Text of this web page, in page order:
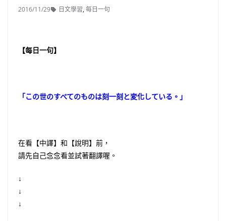
2016/11/29 日文學習,每日一句
【每日一句】
「この世のすべてのものは刻一刻と変化している。」
在看【中譯】和【說明】前，
請先自己念念看並試著翻譯喔。
↓
↓
↓